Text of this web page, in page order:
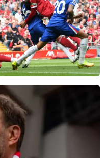
обыграть нынешний